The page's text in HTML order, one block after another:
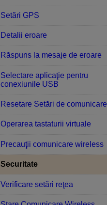
Setări GPS
Detalii eroare
Răspuns la mesaje de eroare
Selectare aplicaţie pentru
conexiunile USB
Resetare Setări de comunicare
Operarea tastaturii virtuale
Precauţii comunicare wireless
Securitate
Verificare setări reţea